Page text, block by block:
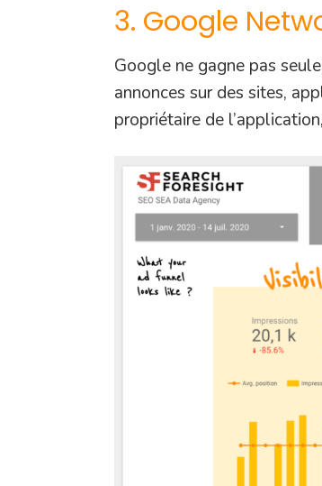
3. Google
Google ne gagne pas
annonces sur des sites,
propriétaire de